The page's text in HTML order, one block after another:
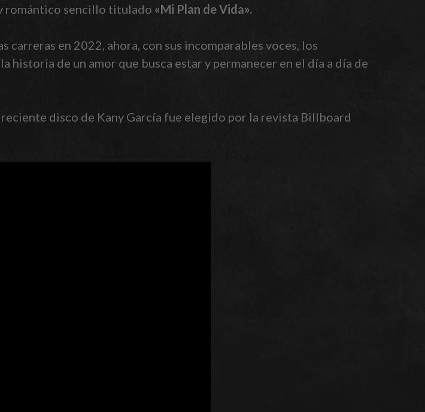
romántico sencillo titulado «Mi Plan de Vida».
carreras en 2022, ahora, con sus incomparables voces, los
historia de un amor que busca estar y permanecer en el día a día de
disco de Kany García fue elegido por la revista Billboard